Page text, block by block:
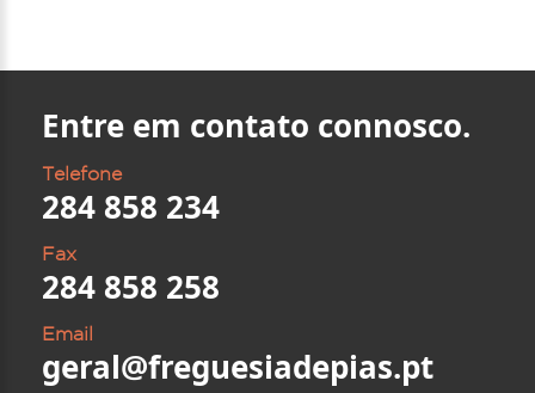
Entre em contato connosco.
Telefone
284 858 234
Fax
284 858 258
Email
geral@freguesiadepias.pt